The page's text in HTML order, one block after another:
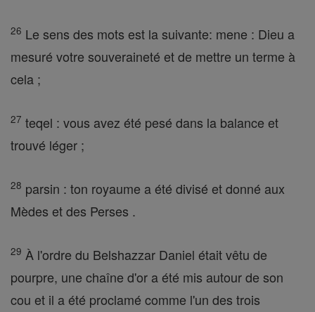
26 Le sens des mots est la suivante: mene : Dieu a
mesuré votre souveraineté et de mettre un terme à
cela ;
27 teqel : vous avez été pesé dans la balance et
trouvé léger ;
28 parsin : ton royaume a été divisé et donné aux
Mèdes et des Perses .
29 À l'ordre du Belshazzar Daniel était vêtu de
pourpre, une chaîne d'or a été mis autour de son
cou et il a été proclamé comme l'un des trois